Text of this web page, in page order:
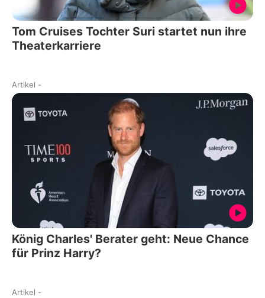
Tom Cruises Tochter Suri startet nun ihre
Theaterkarriere
Artikel -
König Charles' Berater geht: Neue Chance
für Prinz Harry?
Artikel -